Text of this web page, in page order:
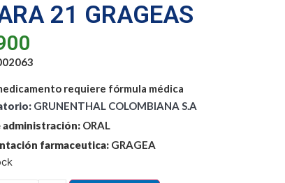
21 GRAGEAS
requiere fórmula médica
GRUNENTHAL COLOMBIANA S.A
administración: ORAL
farmaceutica: GRAGEA